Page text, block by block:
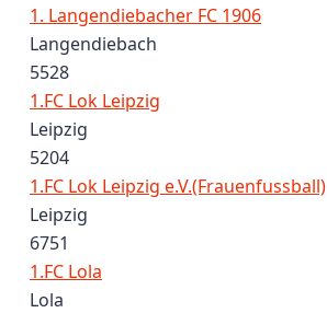
1. Langendiebacher FC 1906
Langendiebach
5528
1.FC Lok Leipzig
Leipzig
5204
1.FC Lok Leipzig e.V.(Frauenfussball)
Leipzig
6751
1.FC Lola
Lola